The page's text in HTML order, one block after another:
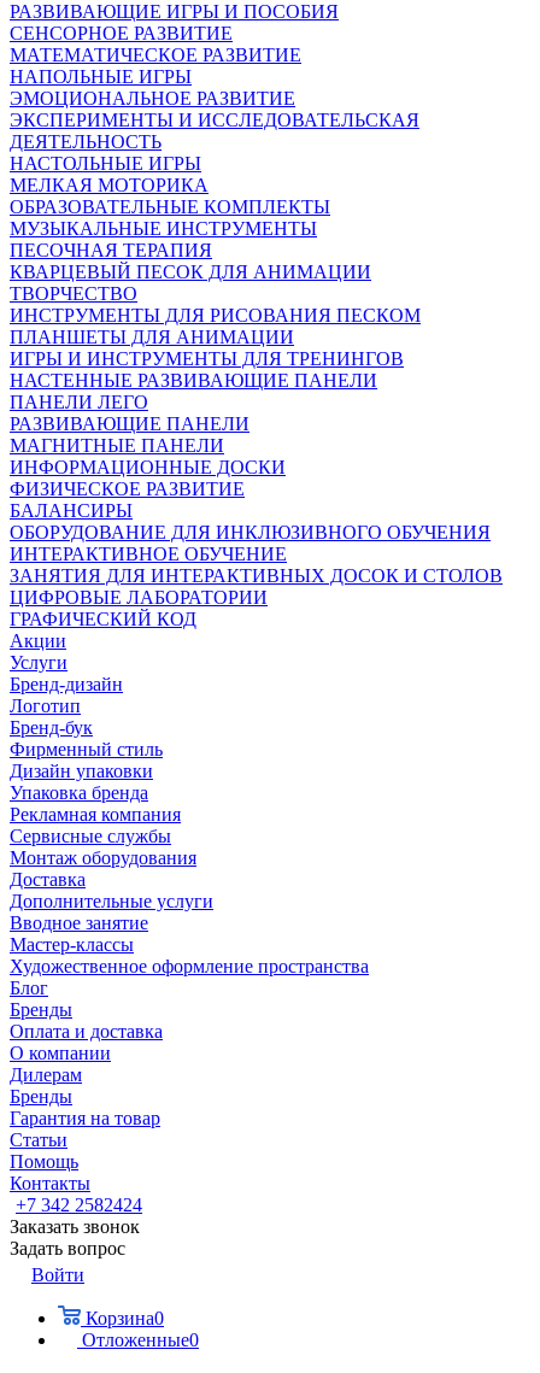
РАЗВИВАЮЩИЕ ИГРЫ И ПОСОБИЯ
СЕНСОРНОЕ РАЗВИТИЕ
МАТЕМАТИЧЕСКОЕ РАЗВИТИЕ
НАПОЛЬНЫЕ ИГРЫ
ЭМОЦИОНАЛЬНОЕ РАЗВИТИЕ
ЭКСПЕРИМЕНТЫ И ИССЛЕДОВАТЕЛЬСКАЯ
ДЕЯТЕЛЬНОСТЬ
НАСТОЛЬНЫЕ ИГРЫ
МЕЛКАЯ МОТОРИКА
ОБРАЗОВАТЕЛЬНЫЕ КОМПЛЕКТЫ
МУЗЫКАЛЬНЫЕ ИНСТРУМЕНТЫ
ПЕСОЧНАЯ ТЕРАПИЯ
КВАРЦЕВЫЙ ПЕСОК ДЛЯ АНИМАЦИИ
ТВОРЧЕСТВО
ИНСТРУМЕНТЫ ДЛЯ РИСОВАНИЯ ПЕСКОМ
ПЛАНШЕТЫ ДЛЯ АНИМАЦИИ
ИГРЫ И ИНСТРУМЕНТЫ ДЛЯ ТРЕНИНГОВ
НАСТЕННЫЕ РАЗВИВАЮЩИЕ ПАНЕЛИ
ПАНЕЛИ ЛЕГО
РАЗВИВАЮЩИЕ ПАНЕЛИ
МАГНИТНЫЕ ПАНЕЛИ
ИНФОРМАЦИОННЫЕ ДОСКИ
ФИЗИЧЕСКОЕ РАЗВИТИЕ
БАЛАНСИРЫ
ОБОРУДОВАНИЕ ДЛЯ ИНКЛЮЗИВНОГО ОБУЧЕНИЯ
ИНТЕРАКТИВНОЕ ОБУЧЕНИЕ
ЗАНЯТИЯ ДЛЯ ИНТЕРАКТИВНЫХ ДОСОК И СТОЛОВ
ЦИФРОВЫЕ ЛАБОРАТОРИИ
ГРАФИЧЕСКИЙ КОД
Акции
Услуги
Бренд-дизайн
Логотип
Бренд-бук
Фирменный стиль
Дизайн упаковки
Упаковка бренда
Рекламная компания
Сервисные службы
Монтаж оборудования
Доставка
Дополнительные услуги
Вводное занятие
Мастер-классы
Художественное оформление пространства
Блог
Бренды
Оплата и доставка
О компании
Дилерам
Бренды
Гарантия на товар
Статьи
Помощь
Контакты
+7 342 2582424
Заказать звонок
Задать вопрос
Войти
Корзина0
Отложенные0